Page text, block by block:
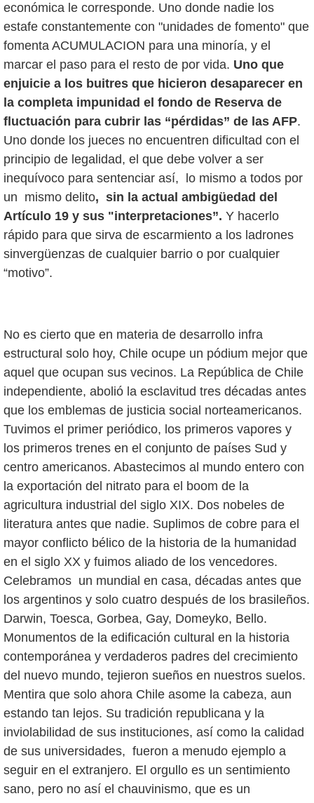
económica le corresponde. Uno donde nadie los
estafe constantemente con "unidades de fomento" que
fomenta ACUMULACION para una minoría, y el
marcar el paso para el resto de por vida. Uno que
enjuicie a los buitres que hicieron desaparecer en
la completa impunidad el fondo de Reserva de
fluctuación para cubrir las “pérdidas” de las AFP.
Uno donde los jueces no encuentren dificultad con el
principio de legalidad, el que debe volver a ser
inequívoco para sentenciar así, lo mismo a todos por
un mismo delito, sin la actual ambigüedad del
Artículo 19 y sus "interpretaciones”. Y hacerlo
rápido para que sirva de escarmiento a los ladrones
sinvergüenzas de cualquier barrio o por cualquier
“motivo”.
No es cierto que en materia de desarrollo infra
estructural solo hoy, Chile ocupe un pódium mejor que
aquel que ocupan sus vecinos. La República de Chile
independiente, abolió la esclavitud tres décadas antes
que los emblemas de justicia social norteamericanos.
Tuvimos el primer periódico, los primeros vapores y
los primeros trenes en el conjunto de países Sud y
centro americanos. Abastecimos al mundo entero con
la exportación del nitrato para el boom de la
agricultura industrial del siglo XIX. Dos nobeles de
literatura antes que nadie. Suplimos de cobre para el
mayor conflicto bélico de la historia de la humanidad
en el siglo XX y fuimos aliado de los vencedores.
Celebramos un mundial en casa, décadas antes que
los argentinos y solo cuatro después de los brasileños.
Darwin, Toesca, Gorbea, Gay, Domeyko, Bello.
Monumentos de la edificación cultural en la historia
contemporánea y verdaderos padres del crecimiento
del nuevo mundo, tejieron sueños en nuestros suelos.
Mentira que solo ahora Chile asome la cabeza, aun
estando tan lejos. Su tradición republicana y la
inviolabilidad de sus instituciones, así como la calidad
de sus universidades, fueron a menudo ejemplo a
seguir en el extranjero. El orgullo es un sentimiento
sano, pero no así el chauvinismo, que es un